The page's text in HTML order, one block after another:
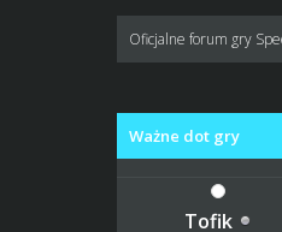
Oficjalne forum gry
Ważne dot gry
Tofik